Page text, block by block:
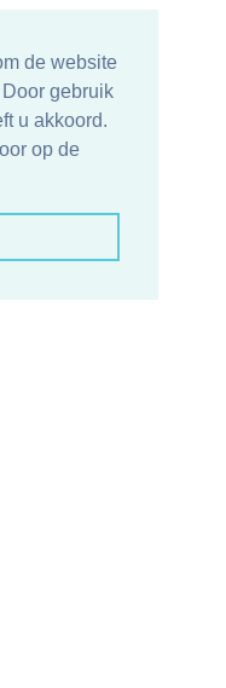
de website
gebruik
u akkoord.
op de